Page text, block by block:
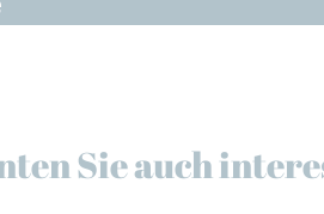
Sie auch